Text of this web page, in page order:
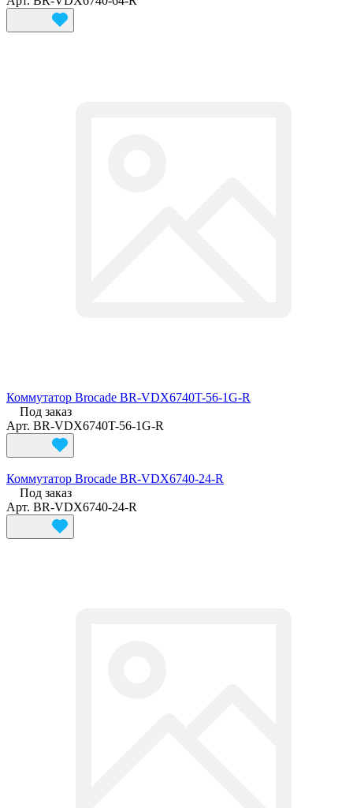
Коммутатор Brocade BR-VDX6740T-56-1G-R
Под заказ
Арт. BR-VDX6740T-56-1G-R
Коммутатор Brocade BR-VDX6740-24-R
Под заказ
Арт. BR-VDX6740-24-R